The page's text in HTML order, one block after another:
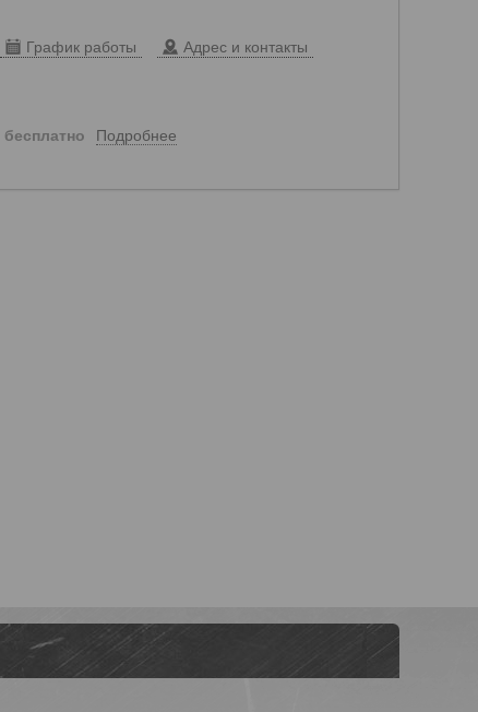
График работы Адрес и контакты
бесплатно Подробнее